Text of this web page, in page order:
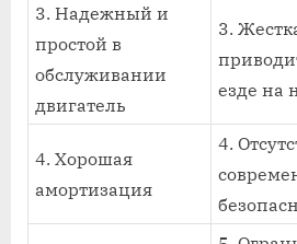
3. Надежный и
простой в
обслуживании
двигатель
3.
езде на
4. Хорошая
амортизация
4.